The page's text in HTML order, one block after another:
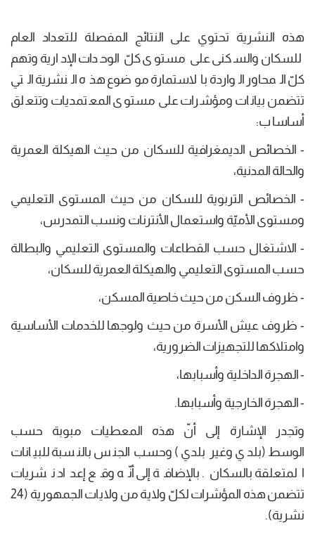
هذه النشرية تحتوي على النتائج المفصلة للتعداد العام
للسكان والسكنى على مستوى كلّ الوحدات الإدارية وتهم
كلّ المحاور الواردة بالاستمارة موضوع هذه النشرية التي
تتضمن بيانات ومؤشرات على مستوى المعتمديات وتتعلق
أساسا ب:
- الخصائص الديمغرافية للسكان من حيث الهيكلة العمرية
والحالة المدنية،
- الخصائص التربوية للسكان من حيث المستوى التعليمي
ومستوى الأميّة واستعمال الأنترنات ونسب التمدرس،
- الاشتغال حسب القطاعات والمستوى التعليمي والبطالة
حسب المستوى التعليمي والهيكلة العمرية للسكان،
- ظروف السكن من حيث خاصية المسكن،
- ظروف عيش الأسرة من حيث ولوجها للخدمات الأساسية
وامتلاكها للتجهيزات الضرورية،
- الهجرة الداخلية وأسبابها،
- الهجرة الخارجية وأسبابها.
وتجدر الإشارة إلى أنّ هذه المعطيات مبوبة حسب
الوسط (بلدي وغير بلدي) وحسب الجنس بالنسبة للبيانات
المتعلقة بالسكان. بالإضافة إلى أنّه وقع إعداد نشريات
تتضمن هذه المؤشرات لكلّ ولاية من ولايات الجمهورية (24
نشرية).